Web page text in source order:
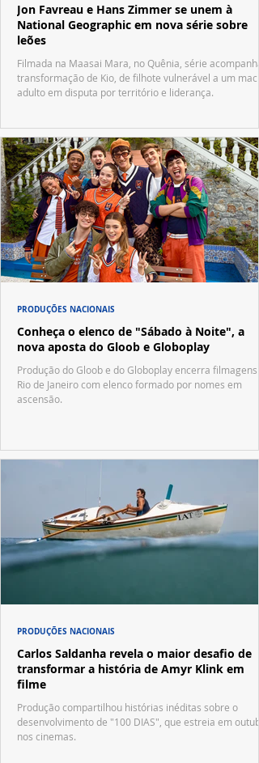
Jon Favreau e Hans Zimmer se unem à
National Geographic em nova série sobre
leões
Filmada na Maasai Mara, no Quênia, série acompanha
transformação de Kio, de filhote vulnerável a um
adulto em disputa por território e liderança.
Conheça o elenco de "Sábado à Noite", a
nova aposta do Gloob e Globoplay
Produção do Gloob e do Globoplay encerra filmagens
Rio de Janeiro com elenco formado por nomes em
ascensão.
PRODUÇÕES NACIONAIS
Carlos Saldanha revela o maior desafio de
transformar a história de Amyr Klink em
filme
Produção compartilhou histórias inéditas sobre o
desenvolvimento de "100 DIAS", que estreia em
nos cinemas.
PRODUÇÕES NACIONAIS